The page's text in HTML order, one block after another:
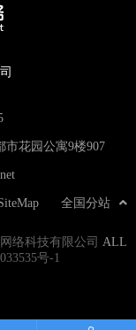
市花园公寓9楼907
全国分站
络科技有限公司
ALL
号-1